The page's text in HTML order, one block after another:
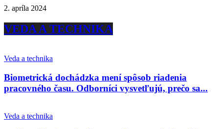
2. apríla 2024
VEDA A TECHNIKA
Veda a technika
Biometrická dochádzka mení spôsob riadenia
pracovného času. Odborníci vysvetľujú, prečo sa...
Veda a technika